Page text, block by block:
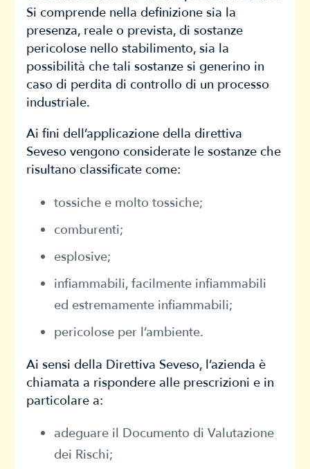
Si comprende nella definizione sia la
presenza, reale o prevista, di sostanze
pericolose nello stabilimento, sia la
possibilità che tali sostanze si generino in
caso di perdita di controllo di un processo
industriale.
Ai fini dell’applicazione della direttiva
Seveso vengono considerate le sostanze che
risultano classificate come:
tossiche e molto tossiche;
comburenti;
esplosive;
infiammabili, facilmente infiammabili
ed estremamente infiammabili;
pericolose per l’ambiente.
Ai sensi della Direttiva Seveso, l’azienda è
chiamata a rispondere alle prescrizioni e in
particolare a:
adeguare il Documento di Valutazione
dei Rischi;